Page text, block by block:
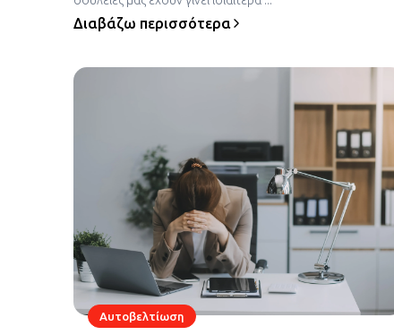
Διαβάζω περισσότερα
Αυτοβελτίωση